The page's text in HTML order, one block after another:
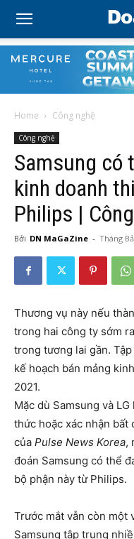
Home Công nghệ
Công nghệ
Samsung có
kinh doanh
Philips |
Bởi DN MaGaZine - Tháng
Thương vụ này nếu
trong hai công ty sớm
trong tương lai gần. Tập
kế hoạch bán mảng
2021.
Mặc dù Samsung và
thức hoặc xác nhận bất
của Pulse News Korea,
đoán Samsung có thể
bộ phận này từ Philips.
Trước mắt vẫn còn một
Samsung tập trung